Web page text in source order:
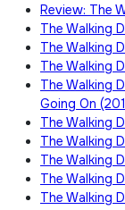
Review: The
The Walking
The Walking
The Walking
The Walking
Going On
The Walking
The Walking
The Walking
The Walking
The Walking